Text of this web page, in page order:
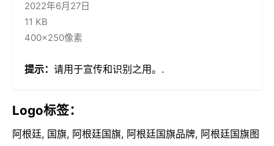
2022年6月27日
11 KB
400×250像素
提示： 请用于宣传和识别之用。.
Logo标签：
阿根廷, 国旗, 阿根廷国旗, 阿根廷国旗品牌, 阿根廷国旗图